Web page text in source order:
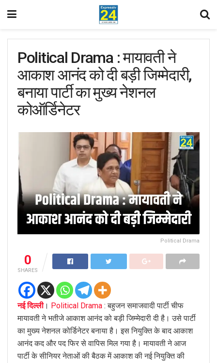
Political Drama : मायावती ने
आकाश आनंद को दी बड़ी जिम्मेदारी,
बनाया पार्टी का मुख्य नेशनल
कोऑर्डिनेटर
Political Drama
0
SHARES
नई दिल्ली। Political Drama : बहुजन समाजवादी पार्टी चीफ
मायावती ने भतीजे आकाश आनंद को बड़ी जिम्मेदारी दी है। उसे पार्टी
का मुख्य नेशनल कोर्डिनेटर बनाया है। इस नियुक्ति के बाद आकाश
आनंद कद और पद फिर से वापिस मिल गया है। मायावती ने आज
पार्टी के सीनियर नेताओं की बैठक में आकाश की नई नियुक्ति की